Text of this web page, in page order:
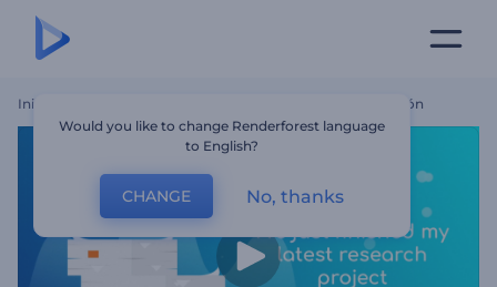
Inicio Promoción De Especialista En Investigación
Would you like to change Renderforest language
to English?
CHANGE No, thanks